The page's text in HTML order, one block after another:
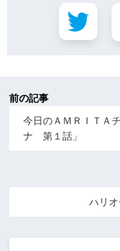
前の記事
今日のＡＭＲＩＴＡ
ナ 第１話」
ハリ